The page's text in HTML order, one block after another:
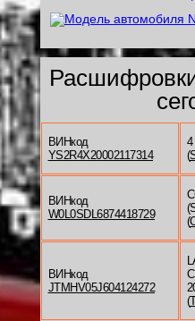
ВИНкод
YS2R4X20002117314
4
(
ВИНкод
W0L0SDL6874418729
(
ВИНкод
JTMHV05J604124272
(